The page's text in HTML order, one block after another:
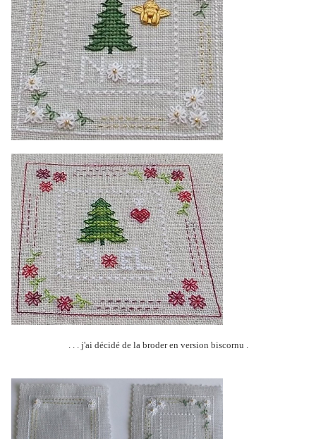
. . . j'ai décidé de la broder en version biscornu .